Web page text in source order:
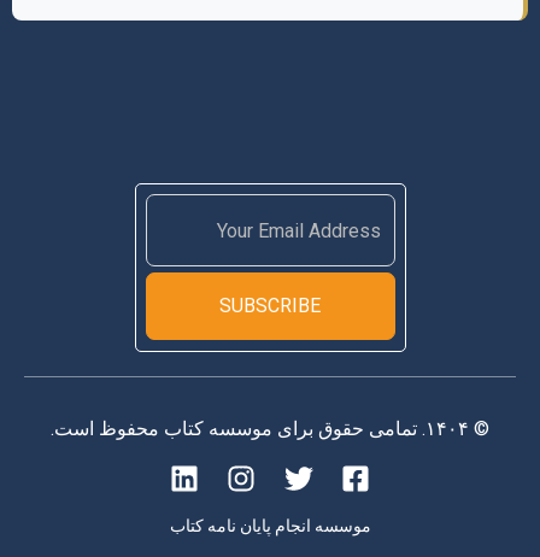
SUBSCRIBE
© ۱۴۰۴. تمامی حقوق برای موسسه کتاب محفوظ است.
موسسه انجام پایان نامه کتاب